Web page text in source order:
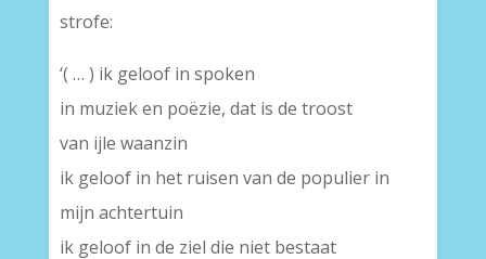
strofe:
‘( … ) ik geloof in spoken
in muziek en poëzie, dat is de troost
van ijle waanzin
ik geloof in het ruisen van de populier in
mijn achtertuin
ik geloof in de ziel die niet bestaat